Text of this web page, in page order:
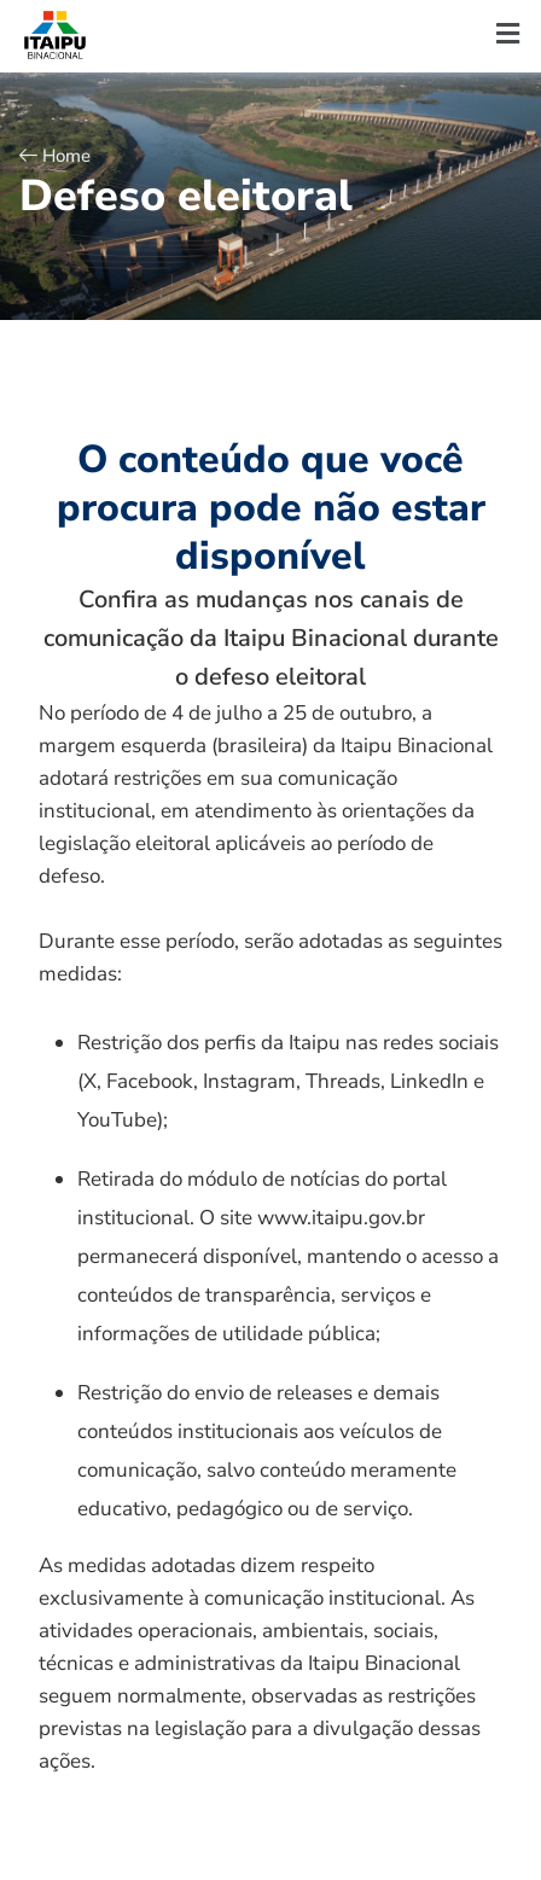
Home
Defeso eleitoral
O conteúdo que você
procura pode não estar
disponível
Confira as mudanças nos canais de
comunicação da Itaipu Binacional durante
o defeso eleitoral
No período de 4 de julho a 25 de outubro, a
margem esquerda (brasileira) da Itaipu Binacional
adotará restrições em sua comunicação
institucional, em atendimento às orientações da
legislação eleitoral aplicáveis ao período de
defeso.
Durante esse período, serão adotadas as seguintes
medidas:
Restrição dos perfis da Itaipu nas redes sociais
(X, Facebook, Instagram, Threads, LinkedIn e
YouTube);
Retirada do módulo de notícias do portal
institucional. O site www.itaipu.gov.br
permanecerá disponível, mantendo o acesso a
conteúdos de transparência, serviços e
informações de utilidade pública;
Restrição do envio de releases e demais
conteúdos institucionais aos veículos de
comunicação, salvo conteúdo meramente
educativo, pedagógico ou de serviço.
As medidas adotadas dizem respeito
exclusivamente à comunicação institucional. As
atividades operacionais, ambientais, sociais,
técnicas e administrativas da Itaipu Binacional
seguem normalmente, observadas as restrições
previstas na legislação para a divulgação dessas
ações.